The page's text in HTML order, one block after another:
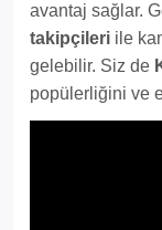
avantaj sağlar.
takipçileri ile
gelebilir. Siz de
popülerliğini ve